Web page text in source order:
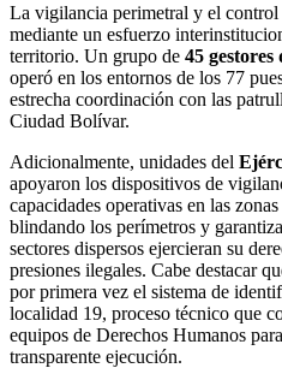
La vigilancia perimetral y el
mediante un esfuerzo
territorio. Un grupo de 45
operó en los entornos de los 77
estrecha coordinación con las
Ciudad Bolívar.
Adicionalmente, unidades del
apoyaron los dispositivos de
capacidades operativas en las
blindando los perímetros y
sectores dispersos ejercieran su
presiones ilegales. Cabe destacar
por primera vez el sistema de
localidad 19, proceso técnico que
equipos de Derechos Humanos
transparente ejecución.